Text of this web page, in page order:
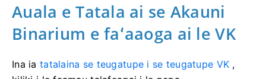
Auala e Tatala ai se Akauni
Binarium e faʻaaoga ai le VK
Ina ia tatalaina se teugatupe i se teugatupe VK ,